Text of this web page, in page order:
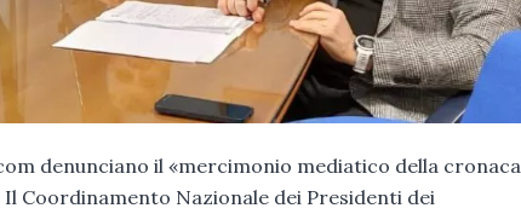
denunciano il «mercimonio mediatico della cronaca
Coordinamento Nazionale dei Presidenti dei